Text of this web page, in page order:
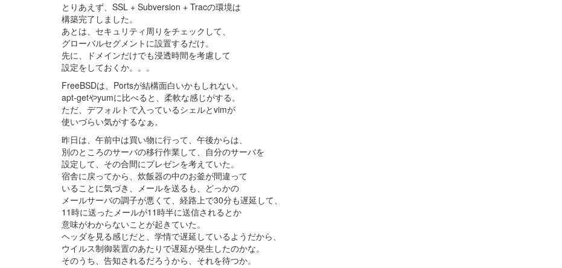
とりあえず、SSL + Subversion + Tracの環境は
構築完了しました。
あとは、セキュリティ周りをチェックして、
グローバルセグメントに設置するだけ。
先に、ドメインだけでも浸透時間を考慮して
設定をしておくか。。。
FreeBSDは、Portsが結構面白いかもしれない。
apt-getやyumに比べると、柔軟な感じがする。
ただ、デフォルトで入っているシェルとvimが
使いづらい気がするなぁ。
昨日は、午前中は買い物に行って、午後からは、
別のところのサーバの移行作業して、自分のサーバを
設定して、その合間にプレゼンを考えていた。
宿舎に戻ってから、炊飯器の中のお釜が間違って
いることに気づき、メールを送るも、どっかの
メールサーバの調子が悪くて、経路上で30分も遅延して、
11時に送ったメールが11時半に送信されるとか
意味がわからないことが起きていた。
ヘッダを見る感じだと、学情で遅延しているようだから、
ウイルス制御装置のあたりで遅延が発生したのかな。
そのうち、告知されるだろうから、それを待つか。